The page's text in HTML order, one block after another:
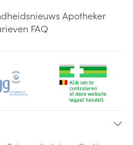
Apotheker
FAQ